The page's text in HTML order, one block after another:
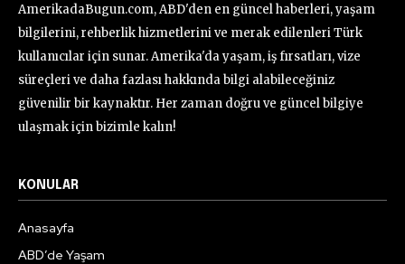
AmerikadaBugun.com, ABD'den en güncel haberleri, yaşam
bilgilerini, rehberlik hizmetlerini ve merak edilenleri Türk
kullanıcılar için sunar. Amerika'da yaşam, iş fırsatları, vize
süreçleri ve daha fazlası hakkında bilgi alabileceğiniz
güvenilir bir kaynaktır. Her zaman doğru ve güncel bilgiye
ulaşmak için bizimle kalın!
KONULAR
Anasayfa
ABD’de Yaşam